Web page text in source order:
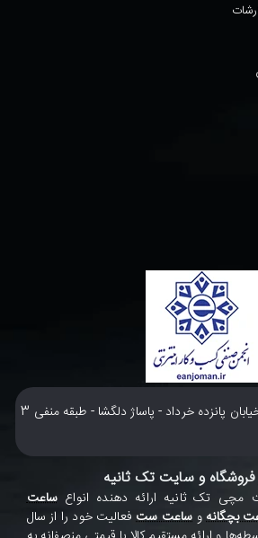
نشانی : بازار تهران - خیابان پانزده خرداد - پاساژ دلگشا - طبقه منفی 3
و سایت تک ثانیه
مچی تک ثانيه ارائه دهنده انواعساعت
بچگانهو ساعت ستفعاليت خود را از سال